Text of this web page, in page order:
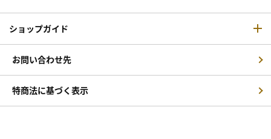
ショップガイド
お問い合わせ先
特商法に基づく表示